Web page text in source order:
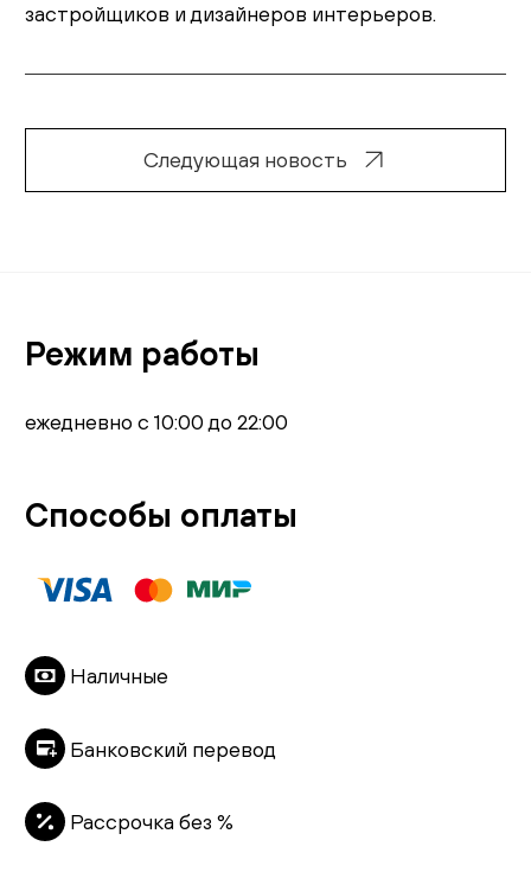
застройщиков и дизайнеров интерьеров.
Следующая новость
Режим работы
ежедневно с 10:00 до 22:00
Способы оплаты
Наличные
Банковский перевод
Рассрочка без %